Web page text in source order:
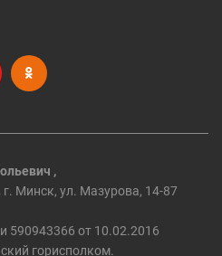
,
Минск, ул. Мазурова, 14-87
590943366 от 10.02.2016
горисполком.